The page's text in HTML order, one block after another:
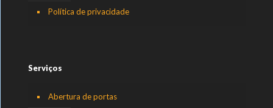
Política de privacidade
Serviços
Abertura de portas